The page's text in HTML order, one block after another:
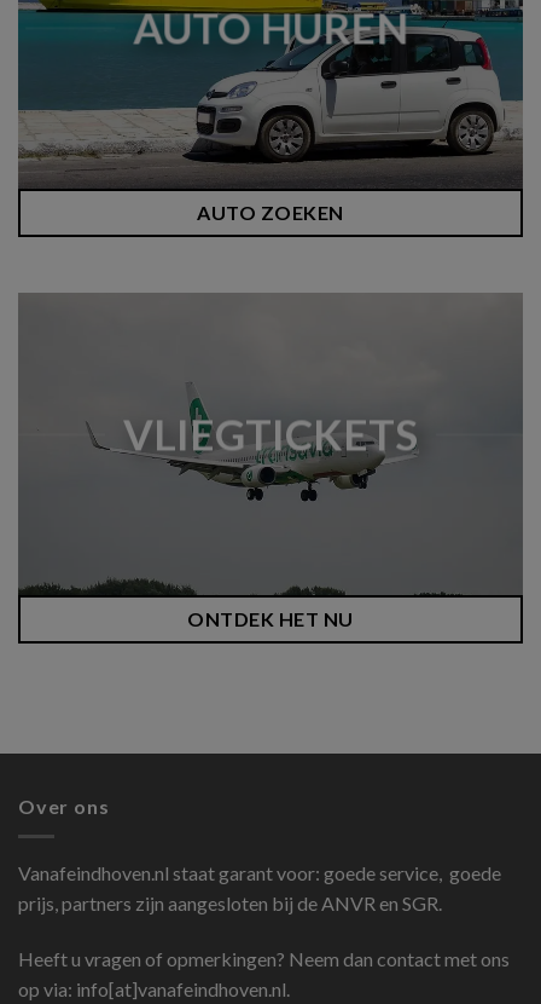
AUTO HUREN
AUTO ZOEKEN
VLIEGTICKETS
ONTDEK HET NU
Over ons
Vanafeindhoven.nl staat garant voor: goede service, goede
prijs, partners zijn aangesloten bij de ANVR en SGR.
Heeft u vragen of opmerkingen? Neem dan contact met ons
op via: info[at]vanafeindhoven.nl.